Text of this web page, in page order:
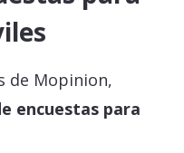
de Mopinion,
encuestas para